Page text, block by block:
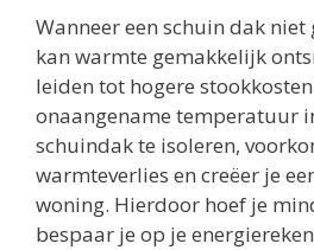
Wanneer een schuin dak niet
kan warmte gemakkelijk
leiden tot hogere stookkosten
onaangename temperatuur
schuindak te isoleren,
warmteverlies en creëer je
woning. Hierdoor hoef je
bespaar je op je